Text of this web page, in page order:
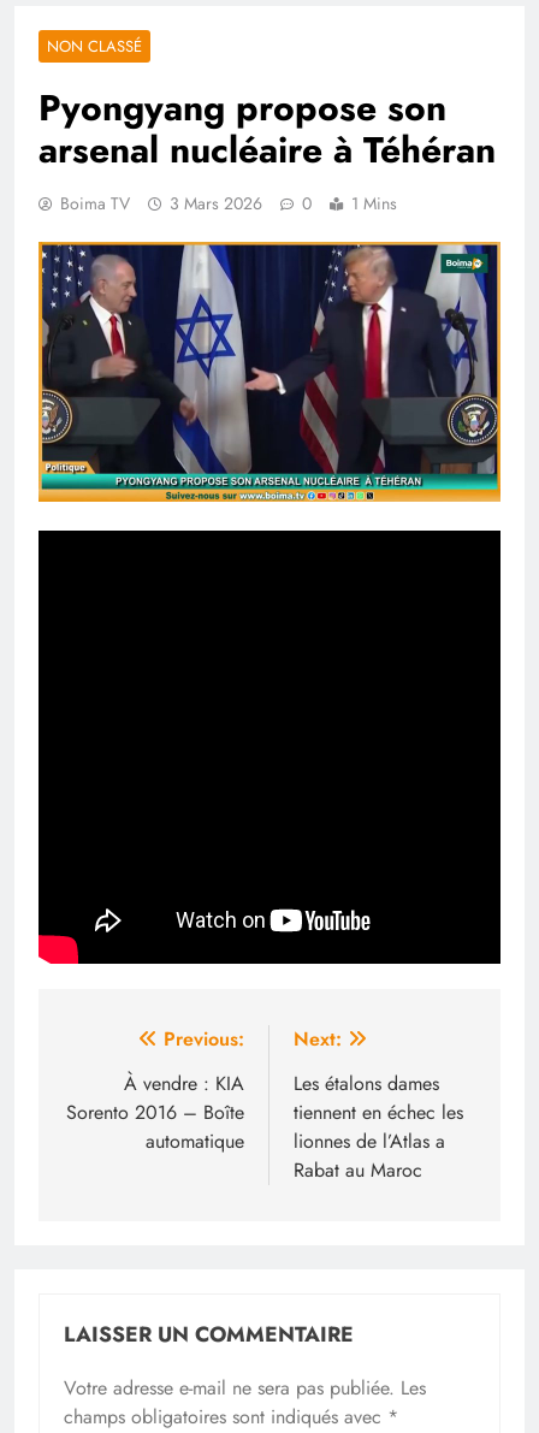
NON CLASSÉ
Pyongyang propose son
arsenal nucléaire à Téhéran
Boima TV 3 Mars 2026 0 1 Mins
Navigation
l’article
Previous:
À vendre : KIA
Sorento 2016 – Boîte
automatique
Next:
Les étalons dames
tiennent en échec les
lionnes de l’Atlas a
Rabat au Maroc
LAISSER UN COMMENTAIRE
Votre adresse e-mail ne sera pas publiée. Les
champs obligatoires sont indiqués avec *